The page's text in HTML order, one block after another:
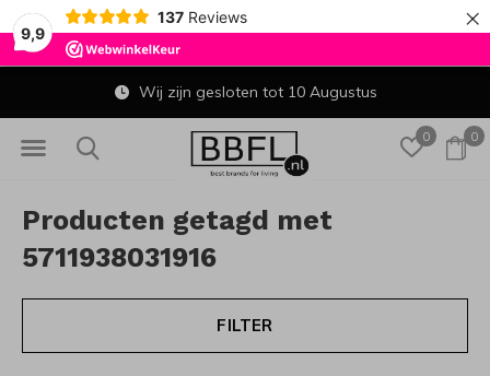
9,9
137 Reviews ×
0 0
Wij zijn gesloten tot 10 Augustus
Producten getagd met
5711938031916
FILTER